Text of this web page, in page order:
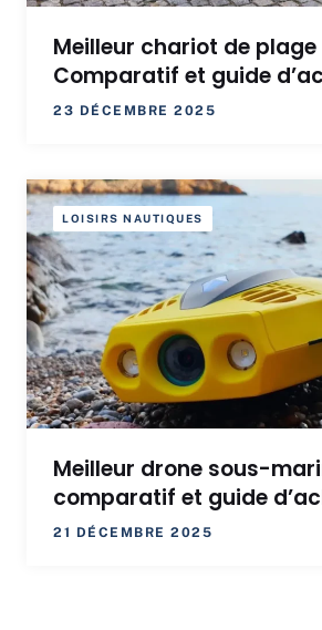
Meilleur chariot de plage
Comparatif et guide
23 DÉCEMBRE 2025
LOISIRS NAUTIQUES
Meilleur drone sous-
comparatif et guide
21 DÉCEMBRE 2025